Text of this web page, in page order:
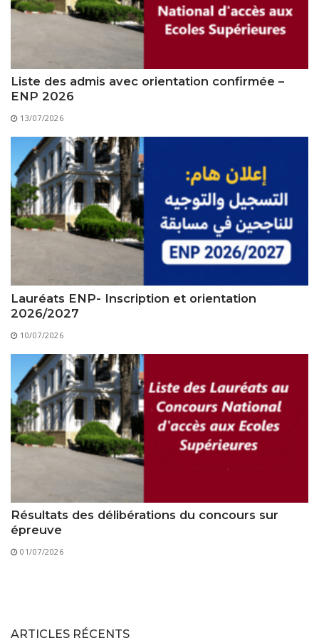
Classes Préparatoires
Programmes Pédagogiques
Stages
Imprimés des œuvres Sociales
Imprimes de post graduation
Charte de Déontologie et D’éthique Universitaires
Liste des admis avec orientation confirmée –
ENP 2026
13/07/2026
Lauréats ENP- Inscription et orientation
2026/2027
10/07/2026
Résultats des délibérations du concours sur
épreuve
01/07/2026
ARTICLES RÉCENTS